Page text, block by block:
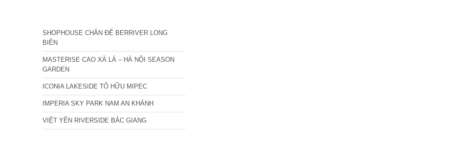
SHOPHOUSE CHÂN ĐẾ BERRIVER LONG
BIÊN
MASTERISE CAO XÀ LÁ – HÀ NỘI SEASON
GARDEN
ICONIA LAKESIDE TỐ HỮU MIPEC
IMPERIA SKY PARK NAM AN KHÁNH
VIỆT YÊN RIVERSIDE BẮC GIANG